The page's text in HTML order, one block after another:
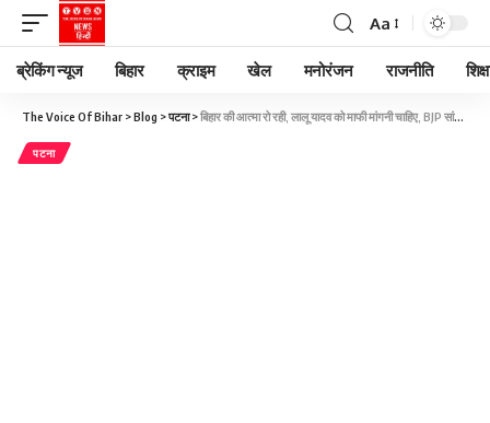
Aa
ब्रेकिंग न्यूज बिहार क्राइम खेल मनोरंजन राजनीति
The Voice Of Bihar >Blog >पटना>बिहार की आत्मा रो रही, लालू यादव को माफी मांगनी चाहिए, BJP सांसद मनोज तिवारी का तीखा हमला, बिहार सियासत की बड़ी खबरें
पटना